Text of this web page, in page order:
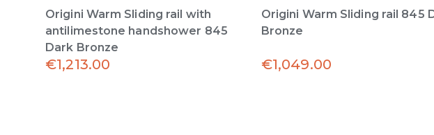
Origini Warm Sliding rail with
antilimestone handshower 845
Dark Bronze
€1,213.00
Origini Warm Sliding rail 845
Bronze
€1,049.00